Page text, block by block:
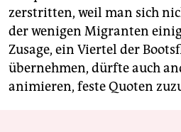
zerstritten, weil man sich
der wenigen Migranten
Zusage, ein Viertel der
übernehmen, dürfte auch
animieren, feste Quoten